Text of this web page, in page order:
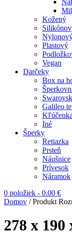
Kožený
Plastový
Vegan
Darčeky
Box na
Galileo
Kľúčenka
Iné
Šperky
Retiazka
Prsteň
Náušnice
Prívesok
Náramok
0 položiek - 0.00 €
Domov / Produkt
278 x 190